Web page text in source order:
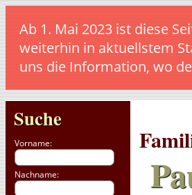
Ab 1. Mai 2023 ist diese
weiterhin in aktuellstem
uns die Information, wo
Suche
Vorname:
Nachname: